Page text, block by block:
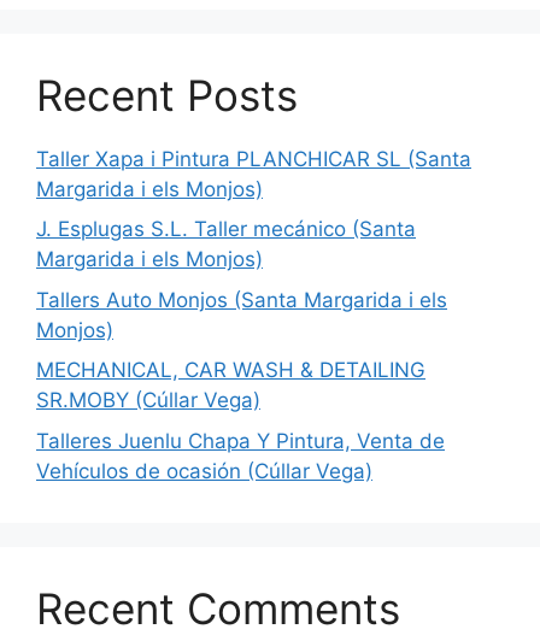
Recent Posts
Taller Xapa i Pintura PLANCHICAR SL (Santa
Margarida i els Monjos)
J. Esplugas S.L. Taller mecánico (Santa
Margarida i els Monjos)
Tallers Auto Monjos (Santa Margarida i els
Monjos)
MECHANICAL, CAR WASH & DETAILING
SR.MOBY (Cúllar Vega)
Talleres Juenlu Chapa Y Pintura, Venta de
Vehículos de ocasión (Cúllar Vega)
Recent Comments